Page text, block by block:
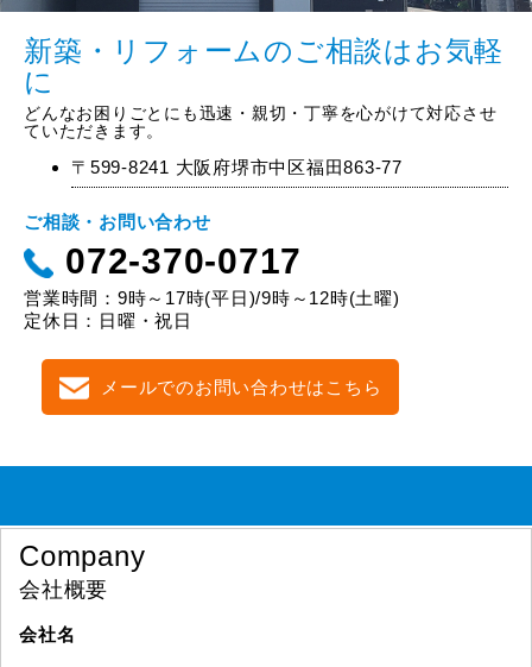
新築・リフォームのご相談はお気軽
に
どんなお困りごとにも迅速・親切・丁寧を心がけて対応させ
ていただきます。
〒599-8241 大阪府堺市中区福田863-77
ご相談・お問い合わせ
072-370-0717
営業時間：9時～17時(平日)/9時～12時(土曜)
定休日：日曜・祝日
メールでのお問い合わせはこちら
Company
会社概要
会社名